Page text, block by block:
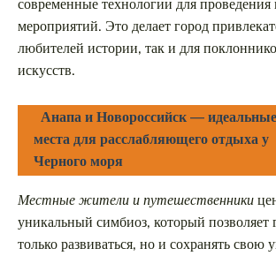
современные технологии для проведения
мероприятий. Это делает город
любителей истории, так и для
искусств.
Анапа и Новороссийск — идеальные
места для расслабляющего отдыха у
Черного моря
Местные жители и путешественники
уникальный симбиоз, который позволяет
только развиваться, но и сохранять свою